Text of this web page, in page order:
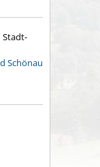
Stadt-
Schönau